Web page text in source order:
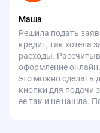
Маша
Решила подать
кредит, так хотела
расходы.
оформление
это можно сделать
кнопки для подачи
ее так и не нашла.
центр, где меня